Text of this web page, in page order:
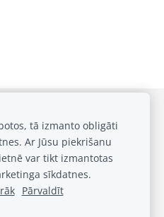
jautājumi
tā izmanto obligāti
Ar Jūsu piekrišanu
var tikt izmantotas
sīkdatnes.
Pārvaldīt